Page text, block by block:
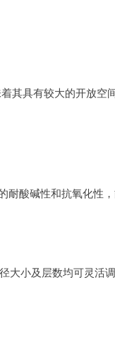
其具有较大的开放
酸碱性和抗氧化性
小及层数均可灵活